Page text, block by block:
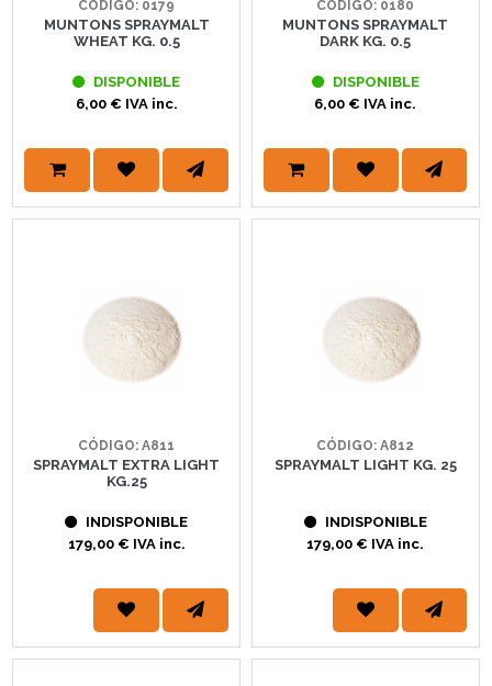
CÓDIGO: 0179
MUNTONS SPRAYMALT
WHEAT KG. 0.5
DISPONIBLE
6,00 € IVA inc.
CÓDIGO: 0180
MUNTONS SPRAYMALT
DARK KG. 0.5
DISPONIBLE
6,00 € IVA inc.
CÓDIGO: A811
SPRAYMALT EXTRA LIGHT
KG.25
INDISPONIBLE
179,00 € IVA inc.
CÓDIGO: A812
SPRAYMALT LIGHT KG. 25
INDISPONIBLE
179,00 € IVA inc.